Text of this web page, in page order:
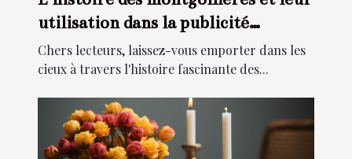
utilisation dans la publicité
moderne
Chers lecteurs, laissez-vous emporter dans les
cieux à travers l'histoire fascinante des...